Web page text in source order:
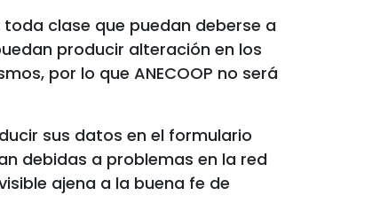
toda clase que puedan deberse a
producir alteración en los
por lo que ANECOOP no será
sus datos en el formulario
debidas a problemas en la red
ajena a la buena fe de